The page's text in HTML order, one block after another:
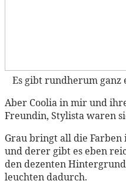
Es gibt rundherum ganz
Aber Coolia in mir und
Freundin, Stylista waren
Grau bringt all die
und derer gibt es eben
den dezenten
leuchten dadurch.